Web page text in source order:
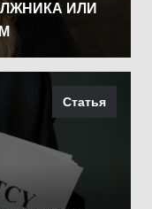
ИЛИ
Статья